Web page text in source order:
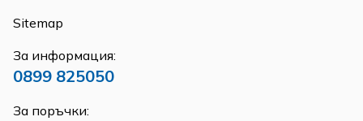
Sitemap
За информация:
0899 825050
За поръчки: